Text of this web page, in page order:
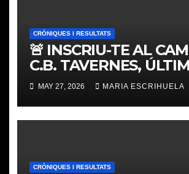
CRÒNIQUES I RESULTATS
🚨 INSCRIU-TE AL
C.B. TAVERNES,
PLACES
MAY 27, 2026 MARIA ESCRIHUELA
CRÒNIQUES I RESULTATS